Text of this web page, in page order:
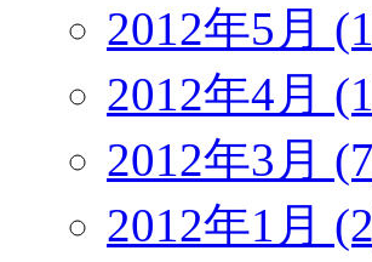
2012年5月
2012年4月
2012年3月
2012年1月